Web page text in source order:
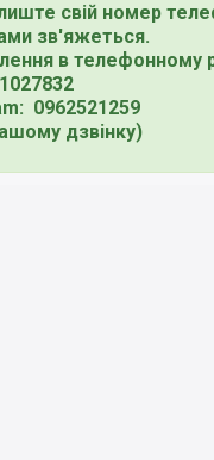
свій номер
зв'яжеться.
в телефонному
0962521259
дзвінку)